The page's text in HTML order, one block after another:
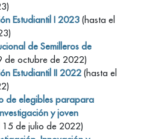
Estudiantil I 2023(hasta el
de Semilleros de
de octubre de 2022)
Estudiantil II 2022(hasta el
de elegibles parapara
y joven
de julio de 2022)